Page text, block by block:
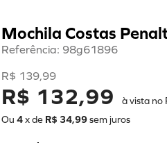
Mochila Costas
Referência: 98g61896
R$ 139,99
R$ 132,99
à vista no
Ou4x de R$ 34,99sem juros